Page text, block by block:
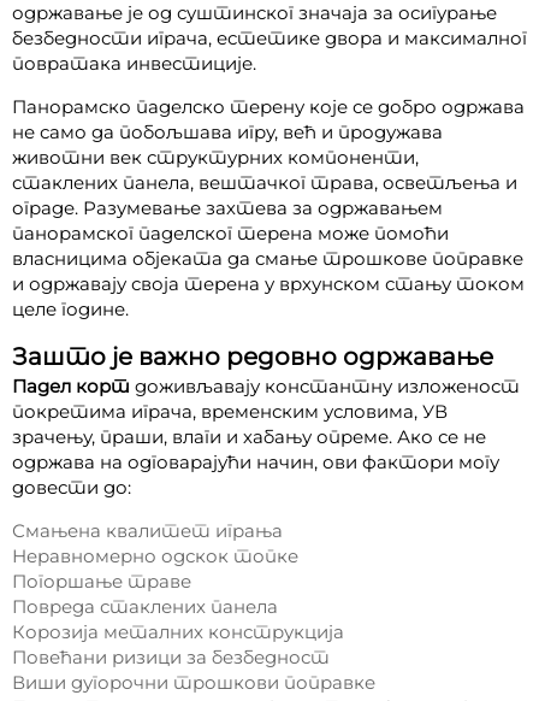
одржавање је од суштинског значаја за осигурање
безбедности играча, естетике двора и максималног
повратака инвестиције.
Панорамско паделско терену које се добро одржава
не само да побољшава игру, већ и продужава
животни век структурних компоненти,
стаклених панела, вештачког трава, осветљења и
ограде. Разумевање захтева за одржавањем
панорамског паделског терена може помоћи
власницима објеката да смање трошкове поправке
и одржавају своја терена у врхунском стању током
целе године.
Зашто је важно редовно одржавање
Падел корт доживљавају константну изложеност
покретима играча, временским условима, УВ
зрачењу, праши, влаги и хабању опреме. Ако се не
одржава на одговарајући начин, ови фактори могу
довести до:
Смањена квалитет играња
Неравномерно одскок топке
Погоршање траве
Повреда стаклених панела
Корозија металних конструкција
Повећани ризици за безбедност
Виши дугорочни трошкови поправке